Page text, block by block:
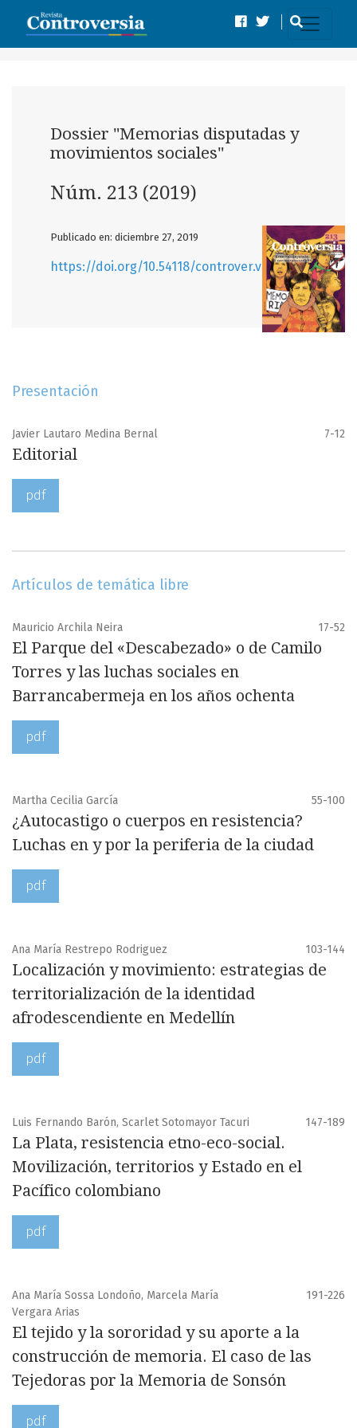
Núm. 213 (2019): Dossier "Memorias disputadas y
Dossier "Memorias disputadas y
movimientos sociales"
Núm. 213 (2019)
Publicado en: diciembre 27, 2019
https://doi.org/10.54118/controver.vi213
Presentación
Javier Lautaro Medina Bernal 7-12
Editorial
pdf
Artículos de temática libre
Mauricio Archila Neira 17-52
El Parque del «Descabezado» o de Camilo
Torres y las luchas sociales en
Barrancabermeja en los años ochenta
pdf
Martha Cecilia García 55-100
¿Autocastigo o cuerpos en resistencia?
Luchas en y por la periferia de la ciudad
pdf
Ana María Restrepo Rodriguez 103-144
Localización y movimiento: estrategias de
territorialización de la identidad
afrodescendiente en Medellín
pdf
Luis Fernando Barón, Scarlet Sotomayor Tacuri 147-189
La Plata, resistencia etno-eco-social.
Movilización, territorios y Estado en el
Pacífico colombiano
pdf
Ana María Sossa Londoño, Marcela María
Vergara Arias
191-226
El tejido y la sororidad y su aporte a la
construcción de memoria. El caso de las
Tejedoras por la Memoria de Sonsón
pdf